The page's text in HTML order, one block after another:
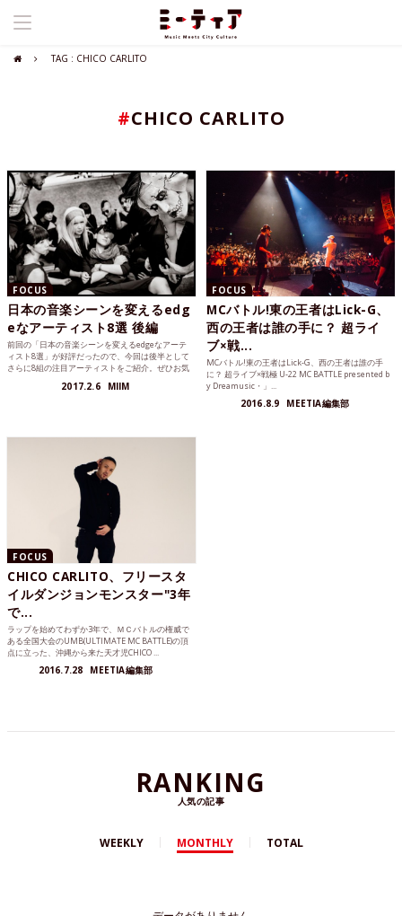
TAG : CHICO CARLITO
#CHICO CARLITO
FOCUS
日本の音楽シーンを変えるedg
eなアーティスト8選 後編
前回の「日本の音楽シーンを変えるedgeなアーテ
ィスト8選」が好評だったので、今回は後半として
さらに8組の注目アーティストをご紹介。ぜひお気
の世界に足を踏み入れてみて欲しい。
2017.2.6 MIIM
FOCUS
MCバトル!東の王者はLick-G、
西の王者は誰の手に？ 超ライ
ブ×戦...
MCバトル!東の王者はLick-G、西の王者は誰の手
に？ 超ライブ×戦極 U-22 MC BATTLE presented b
y Dreamusic・」...
2016.8.9 MEETIA編集部
FOCUS
CHICO CARLITO、フリースタ
イルダンジョンモンスター"3年
で...
ラップを始めてわずか3年で、ＭＣバトルの権威で
ある全国大会のUMB(ULTIMATE MC BATTLE)の頂
点に立った、沖縄から来た天才児CHICO ...
2016.7.28 MEETIA編集部
RANKING
人気の記事
WEEKLY MONTHLY TOTAL